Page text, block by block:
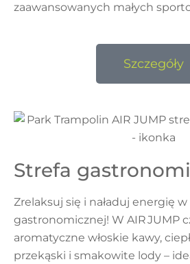
zaawansowanych małych
Szczegóły
Strefa
Zrelaksuj się i naładuj energię
gastronomicznej! W AIR JUMP
aromatyczne włoskie kawy,
przekąski i smakowite lody –